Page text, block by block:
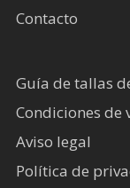
Contacto
Guía de tallas
Condiciones de
Aviso legal
Política de